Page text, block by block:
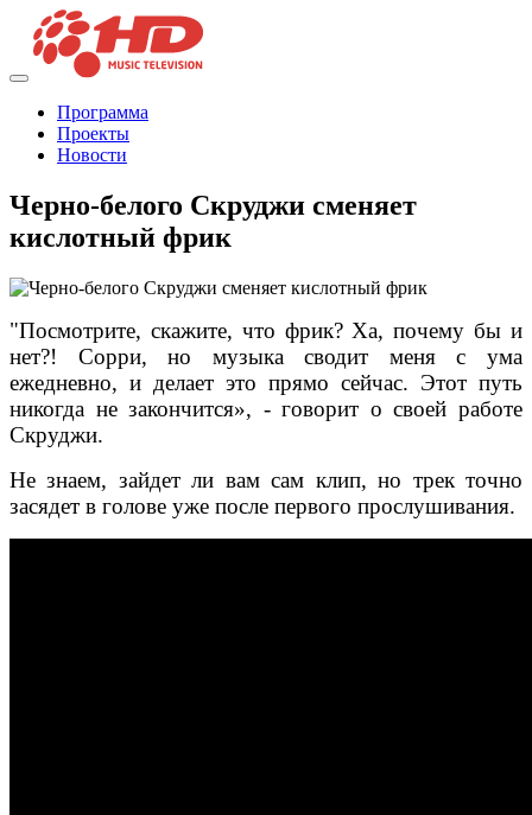
Программа
Проекты
Новости
Черно-белого Скруджи сменяет
кислотный фрик
"Посмотрите, скажите, что фрик? Ха, почему бы и
нет?! Сорри, но музыка сводит меня с ума
ежедневно, и делает это прямо сейчас. Этот путь
никогда не закончится», - говорит о своей работе
Скруджи.
Не знаем, зайдет ли вам сам клип, но трек точно
засядет в голове уже после первого прослушивания.